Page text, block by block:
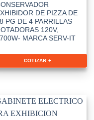
DE PIZZA DE
PG DE 4 PARRILLAS
120V,
MARCA SERV-IT
COTIZAR +